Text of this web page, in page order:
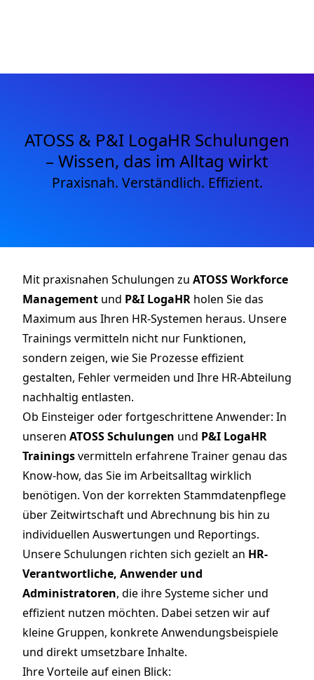
ATOSS & P&I LogaHR Schulungen
– Wissen, das im Alltag wirkt
Praxisnah. Verständlich. Effizient.
Mit praxisnahen Schulungen zu ATOSS Workforce
Management und P&I LogaHR holen Sie das
Maximum aus Ihren HR-Systemen heraus. Unsere
Trainings vermitteln nicht nur Funktionen,
sondern zeigen, wie Sie Prozesse effizient
gestalten, Fehler vermeiden und Ihre HR-Abteilung
nachhaltig entlasten.
Ob Einsteiger oder fortgeschrittene Anwender: In
unseren ATOSS Schulungen und P&I LogaHR
Trainingsvermitteln erfahrene Trainer genau das
Know-how, das Sie im Arbeitsalltag wirklich
benötigen. Von der korrekten Stammdatenpflege
über Zeitwirtschaft und Abrechnung bis hin zu
individuellen Auswertungen und Reportings.
Unsere Schulungen richten sich gezielt an HR-
Verantwortliche, Anwender und
Administratoren, die ihre Systeme sicher und
effizient nutzen möchten. Dabei setzen wir auf
kleine Gruppen, konkrete Anwendungsbeispiele
und direkt umsetzbare Inhalte.
Ihre Vorteile auf einen Blick: